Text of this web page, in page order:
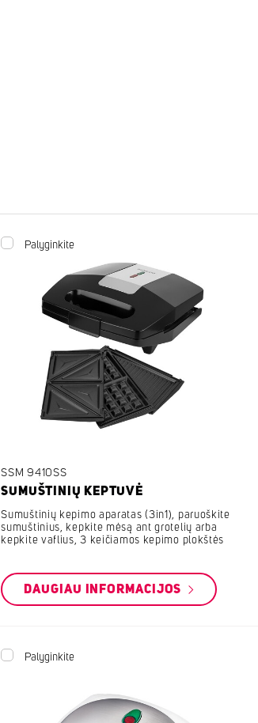
Palyginkite
SSM 9410SS
SUMUŠTINIŲ KEPTUVĖ
Sumuštinių kepimo aparatas (3in1), paruoškite
sumuštinius, kepkite mėsą ant grotelių arba
kepkite vaflius, 3 keičiamos kepimo plokštės
DAUGIAU INFORMACIJOS
Palyginkite